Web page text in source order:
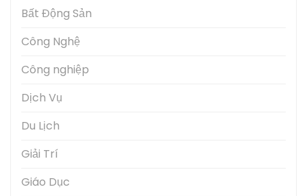
Bất Động Sản
Công Nghệ
Công nghiệp
Dịch Vụ
Du Lịch
Giải Trí
Giáo Dục